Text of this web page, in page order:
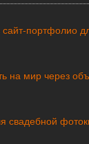
сайт-портфолио
на мир через
свадебной